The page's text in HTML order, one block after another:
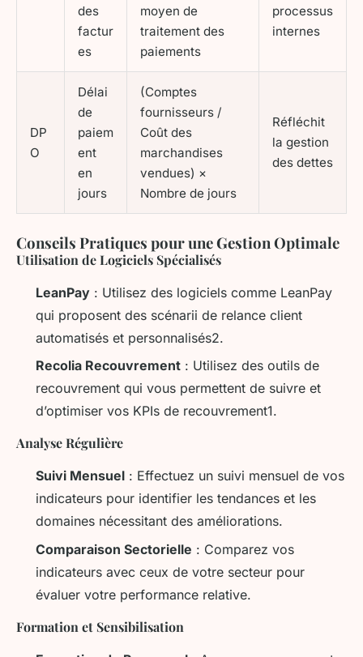
des
factur
es
moyen de
traitement des
paiements
processus
internes
DP
O
Délai
de
paiem
ent
en
jours
(Comptes
fournisseurs /
Coût des
marchandises
vendues) ×
Nombre de jours
Réfléchit
la gestion
des dettes
Conseils Pratiques pour une Gestion Optimale
Utilisation de Logiciels Spécialisés
LeanPay : Utilisez des logiciels comme LeanPay
qui proposent des scénarii de relance client
automatisés et personnalisés2.
Recolia Recouvrement : Utilisez des outils de
recouvrement qui vous permettent de suivre et
d’optimiser vos KPIs de recouvrement1.
Analyse Régulière
Suivi Mensuel : Effectuez un suivi mensuel de vos
indicateurs pour identifier les tendances et les
domaines nécessitant des améliorations.
Comparaison Sectorielle : Comparez vos
indicateurs avec ceux de votre secteur pour
évaluer votre performance relative.
Formation et Sensibilisation